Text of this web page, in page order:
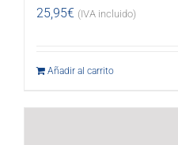
25,95€ (IVA incluido)
Añadir al carrito